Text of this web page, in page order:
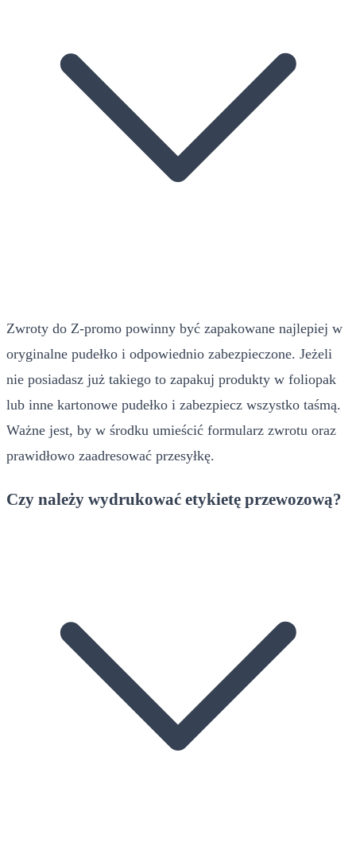
Zwroty do Z-promo powinny być zapakowane najlepiej w
oryginalne pudełko i odpowiednio zabezpieczone. Jeżeli
nie posiadasz już takiego to zapakuj produkty w foliopak
lub inne kartonowe pudełko i zabezpiecz wszystko taśmą.
Ważne jest, by w środku umieścić formularz zwrotu oraz
prawidłowo zaadresować przesyłkę.
Czy należy wydrukować etykietę przewozową?